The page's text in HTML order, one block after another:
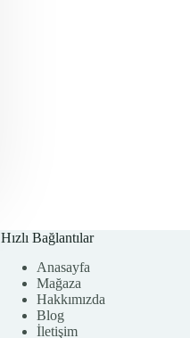
Hızlı Bağlantılar
Anasayfa
Mağaza
Hakkımızda
Blog
İletişim